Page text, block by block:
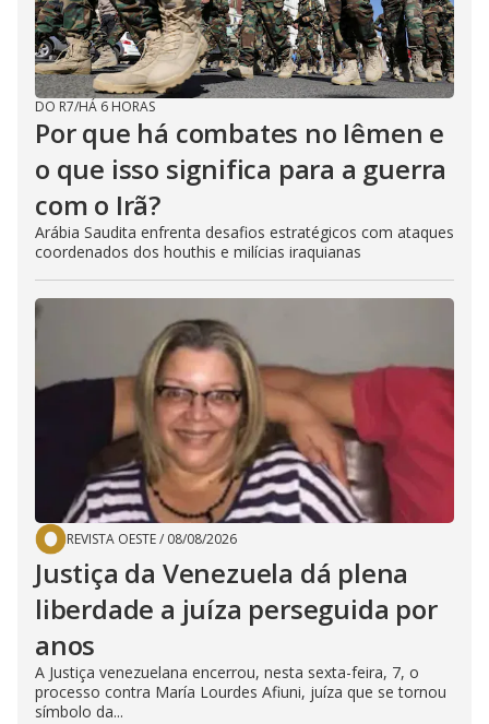
DO R7/HÁ 6 HORAS
Por que há combates no Iêmen e
o que isso significa para a guerra
com o Irã?
Arábia Saudita enfrenta desafios estratégicos com ataques
coordenados dos houthis e milícias iraquianas
REVISTA OESTE/ 08/08/2026
Justiça da Venezuela dá plena
liberdade a juíza perseguida por
anos
A Justiça venezuelana encerrou, nesta sexta-feira, 7, o
processo contra María Lourdes Afiuni, juíza que se tornou
símbolo da...